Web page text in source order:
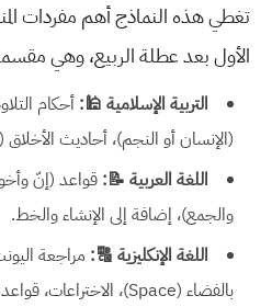
تغطي هذه النماذج أهم مفردات
الأول بعد عطلة الربيع، وهي
التربية الإسلامية 🕌: أحكام
(الإنسان أو النجم)، أحاديث الأخلاق
اللغة العربية 📝: قواعد (إنّ
والجمع)، إضافة إلى الإنشاء والخط.
اللغة الإنكليزية 🔠:
بالفضاء (Space)، الاختراعات، قواعد (Will)، وكتابة الإيميل.